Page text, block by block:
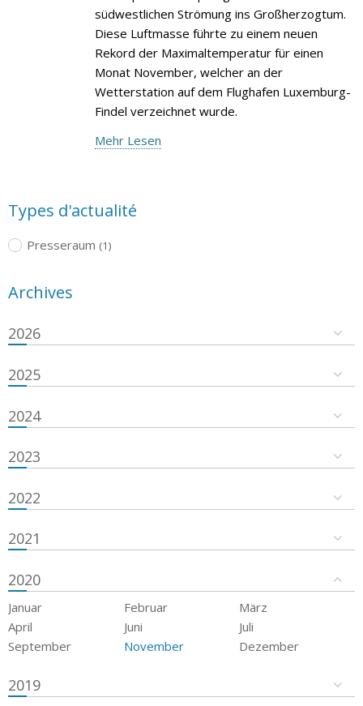
südwestlichen Strömung ins Großherzogtum.
Diese Luftmasse führte zu einem neuen
Rekord der Maximaltemperatur für einen
Monat November, welcher an der
Wetterstation auf dem Flughafen Luxemburg-
Findel verzeichnet wurde.
Mehr Lesen
Types d'actualité
Presseraum (1)
Archives
2026
2025
2024
2023
2022
2021
2020
Januar Februar
März
April
Juni
Juli
September
November Dezember
2019